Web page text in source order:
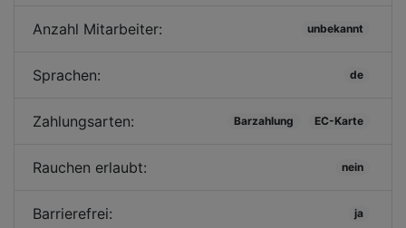
Anzahl Mitarbeiter: unbekannt
Sprachen: de
Zahlungsarten: Barzahlung EC-Karte
Rauchen erlaubt: nein
Barrierefrei: ja